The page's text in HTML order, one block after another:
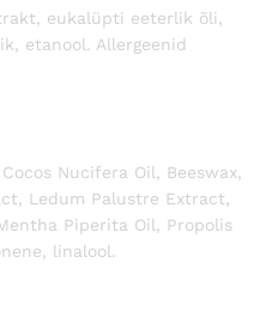
eukalüpti eeterlik õli,
etanool. Allergeenid
Nucifera Oil, Beeswax,
Ledum Palustre Extract,
Piperita Oil, Propolis
linalool.